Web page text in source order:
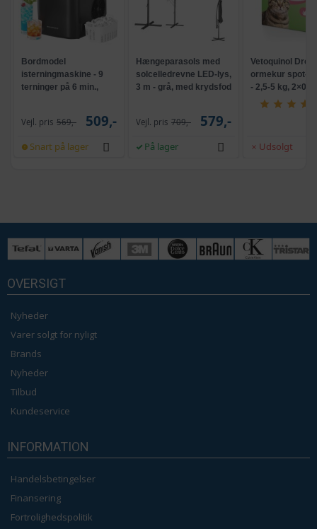
Bordmodel
isterningmaskine - 9
terninger på 6 min.,
Vejl. pris 569,- 509,-
Snart på lager
Hængeparasols med
solcelledrevne LED-lys,
3 m - grå, med krydsfod
Vejl. pris 709,- 579,-
På lager
Vetoquinol
ormekur spot-
- 2,5-5 kg, 2×0,7
Udsolgt
OVERSIGT
Nyheder
Varer solgt for nyligt
Brands
Nyheder
Tilbud
Kundeservice
INFORMATION
Handelsbetingelser
Finansering
Fortrolighedspolitik